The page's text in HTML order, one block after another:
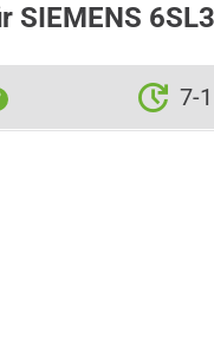
SIEMENS
7-